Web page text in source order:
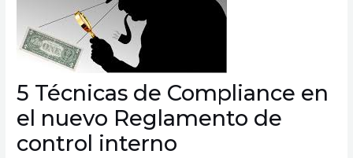
5 Técnicas de Compliance en
el nuevo Reglamento de
control interno